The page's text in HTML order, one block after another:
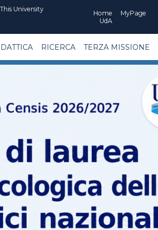
University
Home
UdA
MyPage
RICERCA TERZA MISSIONE